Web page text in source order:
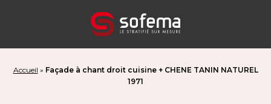
Accueil » Façade à chant droit cuisine + CHENE TANIN NATUREL
1971